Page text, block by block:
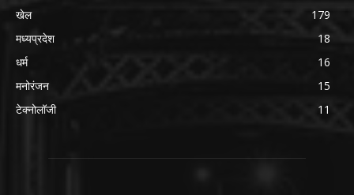
खेल
179
मध्यप्रदेश
18
धर्म
16
मनोरंजन
15
टेक्नोलॉजी
11